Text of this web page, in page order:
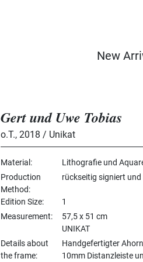
New
Gert und Uwe Tobias
o.T., 2018 / Unikat
Material
Lithografie und
Production
Method
rückseitig signiert
Edition Size
1
Measurement
57,5 x 51 cm
UNIKAT
Details about
the frame
Handgefertigter
10mm Distanzleiste